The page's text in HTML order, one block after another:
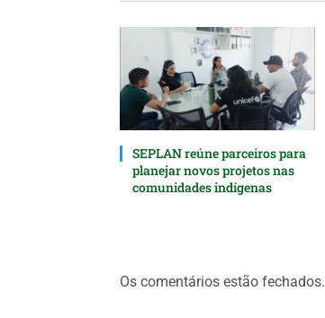
SEPLAN reúne parceiros para
planejar novos projetos nas
comunidades indígenas
Os comentários estão fechados.